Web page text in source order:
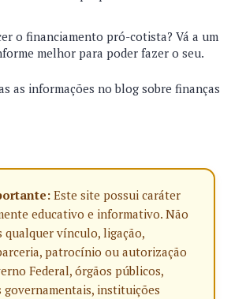
o financiamento pró-cotista? Vá a um
melhor para poder fazer o seu.
as informações no blog sobre finanças
Este site possui caráter
educativo e informativo. Não
qualquer vínculo, ligação,
patrocínio ou autorização
Federal, órgãos públicos,
governamentais, instituições